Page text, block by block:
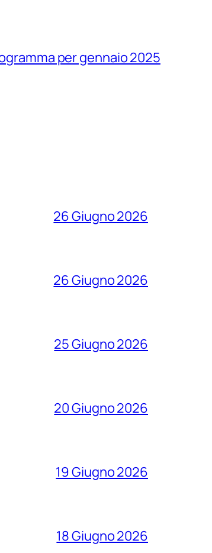
per gennaio 2025
26 Giugno 2026
26 Giugno 2026
25 Giugno 2026
20 Giugno 2026
19 Giugno 2026
18 Giugno 2026